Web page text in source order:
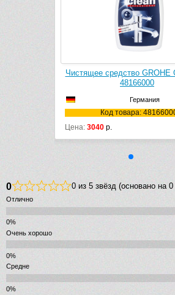
Чистящее средство GROHE
48166000
Германия
Код товара:
Цена: 3040 р.
0 0 из 5 звёзд (основано на 0
Отлично
Очень хорошо
Средне